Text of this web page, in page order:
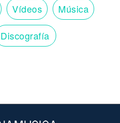
Vídeos Música
Discografía